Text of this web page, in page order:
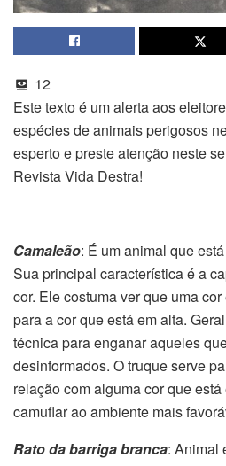
12
Este texto é um alerta aos
espécies de animais perigosos
esperto e preste atenção neste
Revista Vida Destra!
Camaleão: É um animal que
Sua principal característica é a
cor. Ele costuma ver que uma
para a cor que está em alta.
técnica para enganar aqueles
desinformados. O truque serve
relação com alguma cor que
camuflar ao ambiente mais
Rato da barriga branca: Animal